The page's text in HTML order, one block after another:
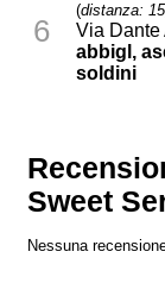
6
(distanza:
Via Dante
abbigl,
soldini
Sweet
Nessuna